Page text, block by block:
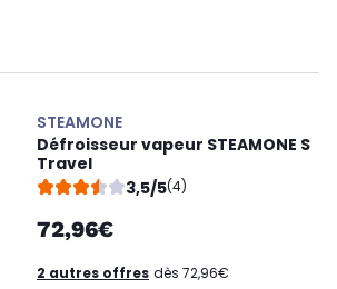
STEAMONE
Défroisseur vapeur STEAMONE S
Travel
3,5/5(4)
72,96€
2 autres offres dès 72,96€